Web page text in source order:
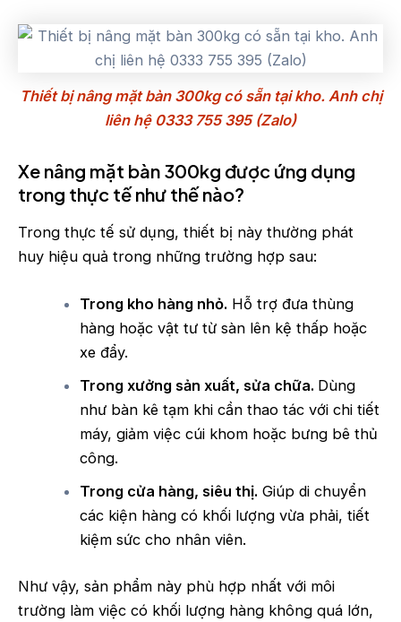
Thiết bị nâng mặt bàn 300kg có sẵn tại kho. Anh chị
liên hệ 0333 755 395 (Zalo)
Xe nâng mặt bàn 300kg được ứng dụng
trong thực tế như thế nào?
Trong thực tế sử dụng, thiết bị này thường phát
huy hiệu quả trong những trường hợp sau:
Trong kho hàng nhỏ. Hỗ trợ đưa thùng
hàng hoặc vật tư từ sàn lên kệ thấp hoặc
xe đẩy.
Trong xưởng sản xuất, sửa chữa. Dùng
như bàn kê tạm khi cần thao tác với chi tiết
máy, giảm việc cúi khom hoặc bưng bê thủ
công.
Trong cửa hàng, siêu thị. Giúp di chuyển
các kiện hàng có khối lượng vừa phải, tiết
kiệm sức cho nhân viên.
Như vậy, sản phẩm này phù hợp nhất với môi
trường làm việc có khối lượng hàng không quá lớn,